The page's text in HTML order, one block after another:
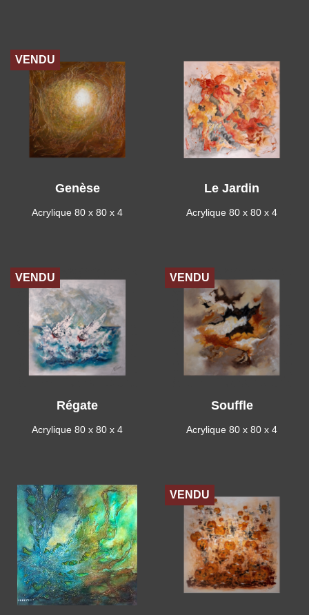
Genèse
Acrylique 80 x 80 x 4
VENDU
Le Jardin
Acrylique 80 x 80 x 4
Régate
Acrylique 80 x 80 x 4
VENDU
Souffle
Acrylique 80 x 80 x 4
VENDU
VENDU